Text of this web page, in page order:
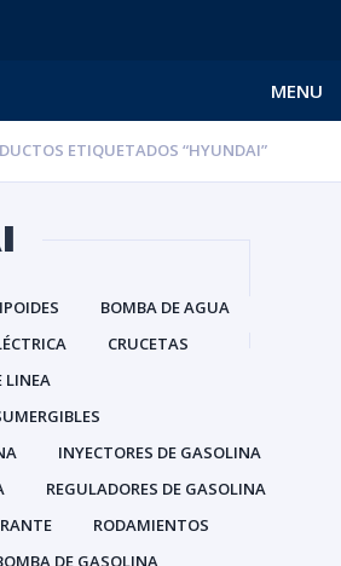
MENU
ETIQUETADOS “HYUNDAI”
BOMBA DE AGUA
CRUCETAS
LINEA
INYECTORES DE GASOLINA
REGULADORES DE GASOLINA
RODAMIENTOS
DE GASOLINA